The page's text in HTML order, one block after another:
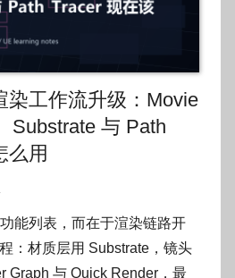
染工作流升级：Movie
Substrate 与 Path
么用
:
O
能列表，而在于渲染链路开
：材质层用 Substrate，镜头
Graph 与 Quick Render，最